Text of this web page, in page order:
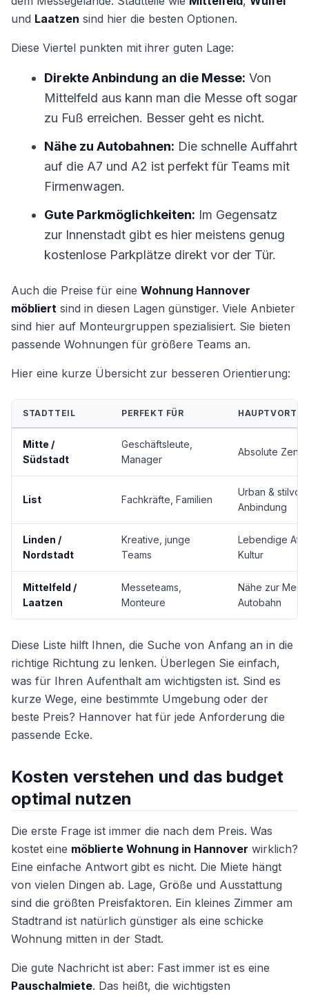
und Laatzen sind hier die besten Optionen.
Diese Viertel punkten mit ihrer guten Lage:
Direkte Anbindung an die Messe: Von
Mittelfeld aus kann man die Messe oft sogar
zu Fuß erreichen. Besser geht es nicht.
Nähe zu Autobahnen: Die schnelle Auffahrt
auf die A7 und A2 ist perfekt für Teams mit
Firmenwagen.
Gute Parkmöglichkeiten: Im Gegensatz
zur Innenstadt gibt es hier meistens genug
kostenlose Parkplätze direkt vor der Tür.
Auch die Preise für eine Wohnung Hannover
möbliert sind in diesen Lagen günstiger. Viele Anbieter
sind hier auf Monteurgruppen spezialisiert. Sie bieten
passende Wohnungen für größere Teams an.
Hier eine kurze Übersicht zur besseren Orientierung:
STADTTEIL PERFEKT FÜR
Mitte /
Südstadt
Geschäftsleute,
Manager
Absolute
List Fachkräfte, Familien
Urban &
Anbindung
Linden /
Nordstadt
Kreative, junge
Teams
Lebendige
Kultur
Mittelfeld /
Laatzen
Messeteams,
Monteure
Nähe zur
Autobahn
Diese Liste hilft Ihnen, die Suche von Anfang an in die
richtige Richtung zu lenken. Überlegen Sie einfach,
was für Ihren Aufenthalt am wichtigsten ist. Sind es
kurze Wege, eine bestimmte Umgebung oder der
beste Preis? Hannover hat für jede Anforderung die
passende Ecke.
Kosten verstehen und das budget
optimal nutzen
Die erste Frage ist immer die nach dem Preis. Was
kostet eine möblierte Wohnung in Hannover wirklich?
Eine einfache Antwort gibt es nicht. Die Miete hängt
von vielen Dingen ab. Lage, Größe und Ausstattung
sind die größten Preisfaktoren. Ein kleines Zimmer am
Stadtrand ist natürlich günstiger als eine schicke
Wohnung mitten in der Stadt.
Die gute Nachricht ist aber: Fast immer ist es eine
Pauschalmiete. Das heißt, die wichtigsten